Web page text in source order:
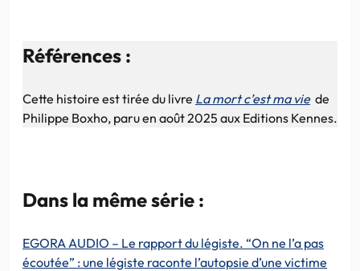
Références :
Cette histoire est tirée du livre La mort c’est ma viede
Philippe Boxho, paru en août 2025 aux Editions Kennes.
Dans la même série :
EGORA AUDIO – Le rapport du légiste. “On ne l’a pas
écoutée” : une légiste raconte l’autopsie d’une victime